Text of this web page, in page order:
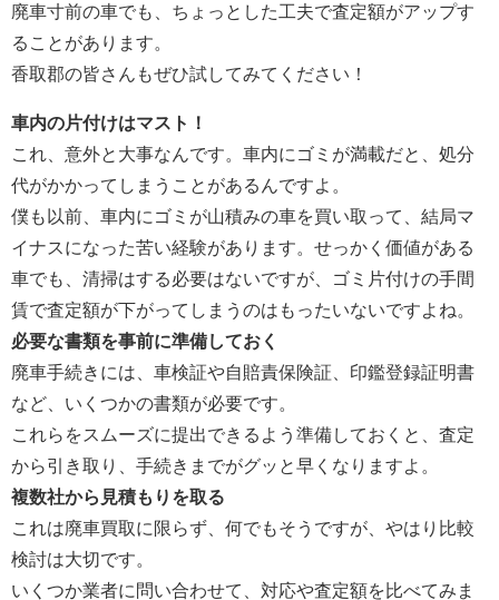
廃車寸前の車でも、ちょっとした工夫で査定額がアップす
ることがあります。
香取郡の皆さんもぜひ試してみてください！
車内の片付けはマスト！
これ、意外と大事なんです。車内にゴミが満載だと、処分
代がかかってしまうことがあるんですよ。
僕も以前、車内にゴミが山積みの車を買い取って、結局マ
イナスになった苦い経験があります。せっかく価値がある
車でも、清掃はする必要はないですが、ゴミ片付けの手間
賃で査定額が下がってしまうのはもったいないですよね。
必要な書類を事前に準備しておく
廃車手続きには、車検証や自賠責保険証、印鑑登録証明書
など、いくつかの書類が必要です。
これらをスムーズに提出できるよう準備しておくと、査定
から引き取り、手続きまでがグッと早くなりますよ。
複数社から見積もりを取る
これは廃車買取に限らず、何でもそうですが、やはり比較
検討は大切です。
いくつか業者に問い合わせて、対応や査定額を比べてみま